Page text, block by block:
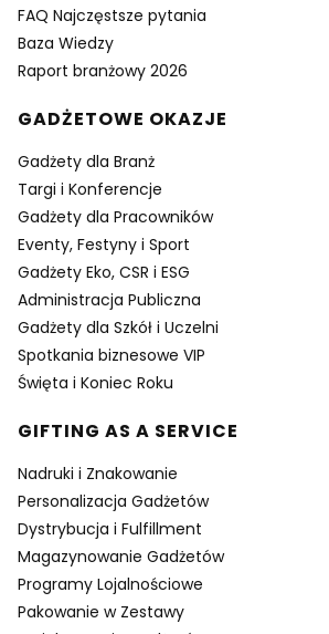
FAQ Najczęstsze pytania
Baza Wiedzy
Raport branżowy 2026
GADŻETOWE OKAZJE
Gadżety dla Branż
Targi i Konferencje
Gadżety dla Pracowników
Eventy, Festyny i Sport
Gadżety Eko, CSR i ESG
Administracja Publiczna
Gadżety dla Szkół i Uczelni
Spotkania biznesowe VIP
Święta i Koniec Roku
GIFTING AS A SERVICE
Nadruki i Znakowanie
Personalizacja Gadżetów
Dystrybucja i Fulfillment
Magazynowanie Gadżetów
Programy Lojalnościowe
Pakowanie w Zestawy